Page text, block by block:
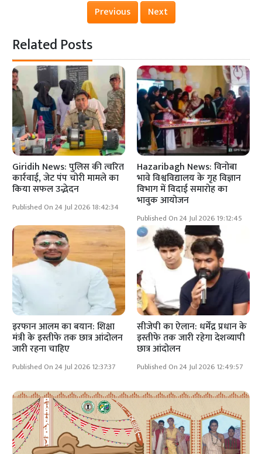
Previous Next
Related Posts
Giridih News: पुलिस की त्वरित
कार्रवाई, जेट पंप चोरी मामले का
किया सफल उद्भेदन
Published On 24 Jul 2026 18:42:34
Hazaribagh News: विनोबा
भावे विश्वविद्यालय के गृह विज्ञान
विभाग में विदाई समारोह का
भावुक आयोजन
Published On 24 Jul 2026 19:12:45
इरफान आलम का बयान: शिक्षा
मंत्री के इस्तीफे तक छात्र आंदोलन
जारी रहना चाहिए
Published On 24 Jul 2026 12:37:37
सीजेपी का ऐलान: धर्मेंद्र प्रधान के
इस्तीफे तक जारी रहेगा देशव्यापी
छात्र आंदोलन
Published On 24 Jul 2026 12:49:57